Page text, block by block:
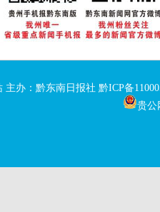
主办：黔东南日报社 黔ICP备
贵公